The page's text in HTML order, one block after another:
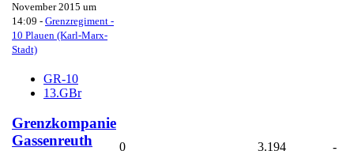
November 2015 um
14:09 - Grenzregiment -
10 Plauen (Karl-Marx-
Stadt)
GR-10
13.GBr
Grenzkompanie
Gassenreuth
0 3.194 -